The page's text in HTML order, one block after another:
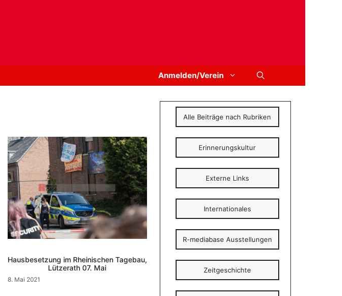
Anmelden/Verein
Hausbesetzung im Rheinischen Tagebau,
Lützerath 07. Mai
8. Mai 2021
Alle Beiträge nach Rubriken
Erinnerungskultur
Externe Links
Internationales
R-mediabase Ausstellungen
Zeitgeschichte